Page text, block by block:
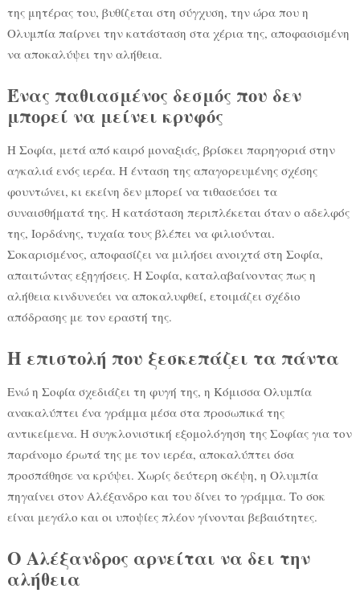
της μητέρας του, βυθίζεται στη σύγχυση, την ώρα που η
Ολυμπία παίρνει την κατάσταση στα χέρια της, αποφασισμένη
να αποκαλύψει την αλήθεια.
Ένας παθιασμένος δεσμός που δεν
μπορεί να μείνει κρυφός
Η Σοφία, μετά από καιρό μοναξιάς, βρίσκει παρηγοριά στην
αγκαλιά ενός ιερέα. Η ένταση της απαγορευμένης σχέσης
φουντώνει, κι εκείνη δεν μπορεί να τιθασεύσει τα
συναισθήματά της. Η κατάσταση περιπλέκεται όταν ο αδελφός
της, Ιορδάνης, τυχαία τους βλέπει να φιλιούνται.
Σοκαρισμένος, αποφασίζει να μιλήσει ανοιχτά στη Σοφία,
απαιτώντας εξηγήσεις. Η Σοφία, καταλαβαίνοντας πως η
αλήθεια κινδυνεύει να αποκαλυφθεί, ετοιμάζει σχέδιο
απόδρασης με τον εραστή της.
Η επιστολή που ξεσκεπάζει τα πάντα
Ενώ η Σοφία σχεδιάζει τη φυγή της, η Κόμισσα Ολυμπία
ανακαλύπτει ένα γράμμα μέσα στα προσωπικά της
αντικείμενα. Η συγκλονιστική εξομολόγηση της Σοφίας για τον
παράνομο έρωτά της με τον ιερέα, αποκαλύπτει όσα
προσπάθησε να κρύψει. Χωρίς δεύτερη σκέψη, η Ολυμπία
πηγαίνει στον Αλέξανδρο και του δίνει το γράμμα. Το σοκ
είναι μεγάλο και οι υποψίες πλέον γίνονται βεβαιότητες.
Ο Αλέξανδρος αρνείται να δει την
αλήθεια